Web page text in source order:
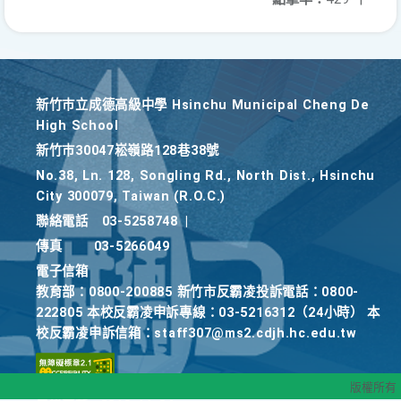
新竹巿立成德高級中學 Hsinchu Municipal Cheng De
High School
新竹巿30047崧嶺路128巷38號
No.38, Ln. 128, Songling Rd., North Dist., Hsinchu
City 300079, Taiwan (R.O.C.)
聯絡電話
03-5258748
傳真
03-5266049
電子信箱
教育部：0800-200885 新竹市反霸凌投訴電話：0800-
222805 本校反霸凌申訴專線：03-5216312（24小時） 本
校反霸凌申訴信箱：staff307@ms2.cdjh.hc.edu.tw
版權所有